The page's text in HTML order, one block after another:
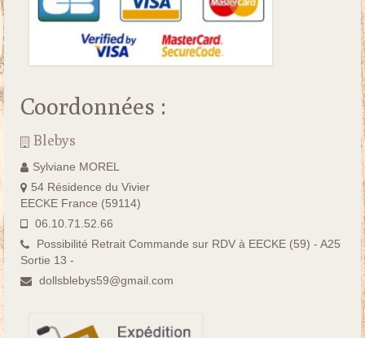
Coordonnées :
Blebys
Sylviane MOREL
54 Résidence du Vivier
EECKE France (59114)
06.10.71.52.66
Possibilité Retrait Commande sur RDV à EECKE (59) - A25
Sortie 13 -
dollsblebys59@gmail.com